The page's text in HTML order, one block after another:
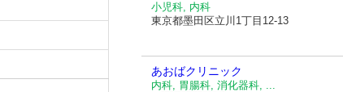
小児科, 内科
東京都墨田区立川1丁目12-13
あおばクリニック
内科, 胃腸科, 消化器科, ...